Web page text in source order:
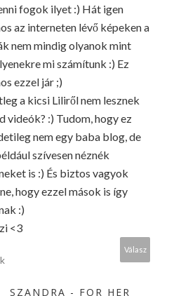
fogok ilyet :) Hát igen
az interneten lévő képeken a
nem mindig olyanok mint
mi számítunk :) Ez
ezzel jár ;)
a kicsi Liliről nem lesznek
videók? :) Tudom, hogy ez
nem egy baba blog, de
szívesen néznék
is :) És biztos vagyok
hogy ezzel mások is így
:)
<3
Válasz
SZANDRA - FOR HER